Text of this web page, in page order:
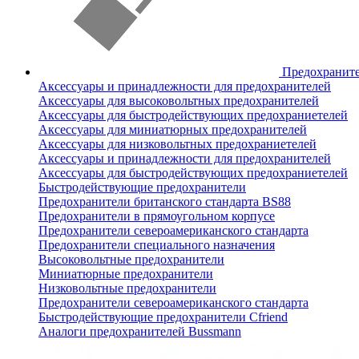
Аксессуары и принадлежности для предохранителей
Аксессуары для высоковольтных предохранителей
Аксессуары для быстродействующих предохраниетелей
Аксессуары для миниатюрных предохранителей
Аксессуары для низковольтных предохраниетелей
Аксессуары и принадлежности для предохранителей
Аксессуары для быстродействующих предохраниетелей
Быстродействующие предохранители
Предохранители британского стандарта BS88
Предохранители в прямоугольном корпусе
Предохранители североамериканского стандарта
Предохранители специального назначения
Высоковольтные предохранители
Миниатюрные предохранители
Низковольтные предохранители
Предохранители североамериканского стандарта
Быстродействующие предохранители Cfriend
Аналоги предохранителей Bussmann